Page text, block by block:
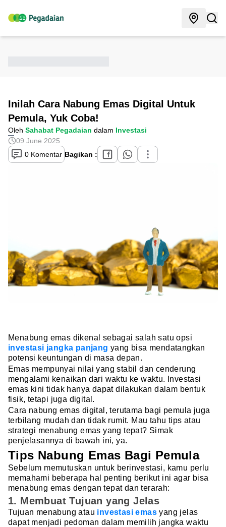
Inilah Cara Nabung Emas Digital Untuk
Pemula, Yuk Coba!
Oleh Sahabat Pegadaian dalam Investasi
09 June 2025
0 Komentar Bagikan :
Menabung emas dikenal sebagai salah satu opsi
investasi jangka panjang yang bisa mendatangkan
potensi keuntungan di masa depan.
Emas mempunyai nilai yang stabil dan cenderung
mengalami kenaikan dari waktu ke waktu. Investasi
emas kini tidak hanya dapat dilakukan dalam bentuk
fisik, tetapi juga digital.
Cara nabung emas digital, terutama bagi pemula juga
terbilang mudah dan tidak rumit. Mau tahu tips atau
strategi menabung emas yang tepat? Simak
penjelasannya di bawah ini, ya.
Tips Nabung Emas Bagi Pemula
Sebelum memutuskan untuk berinvestasi, kamu perlu
memahami beberapa hal penting berikut ini agar bisa
menabung emas dengan tepat dan terarah:
1. Membuat Tujuan yang Jelas
Tujuan menabung atau investasi emas yang jelas
dapat menjadi pedoman dalam memilih jangka waktu